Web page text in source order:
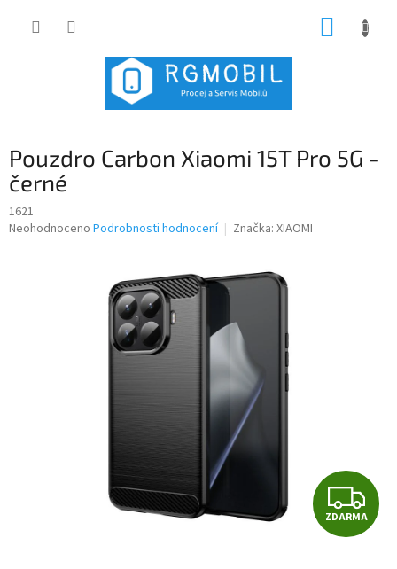
Pouzdro Carbon Xiaomi 15T Pro 5G -
černé
1621
Průměrné
Neohodnoceno Podrobnosti hodnocení Značka: XIAOMI
Z
D
ZDARMA